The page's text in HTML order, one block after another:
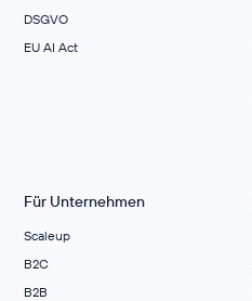
DSGVO
EU AI Act
Für Unternehmen
Scaleup
B2C
B2B